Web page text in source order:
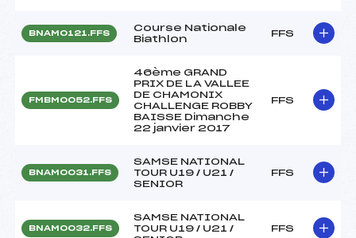
BNAM0121.FFS
Course Nationale
Biathlon
FFS
FMBM0052.FFS
46ème GRAND
PRIX DE LA VALLEE
DE CHAMONIX
CHALLENGE ROBBY
BAISSE Dimanche
22 janvier 2017
FFS
BNAM0031.FFS
SAMSE NATIONAL
TOUR U19 / U21 /
SENIOR
FFS
BNAM0032.FFS
SAMSE NATIONAL
TOUR U19 / U21 /
FFS